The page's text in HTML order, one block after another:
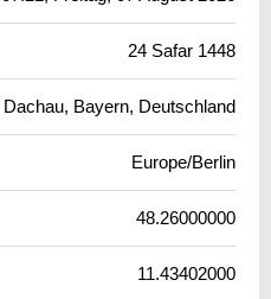
24 Safar 1448
Dachau, Bayern, Deutschland
Europe/Berlin
48.26000000
11.43402000